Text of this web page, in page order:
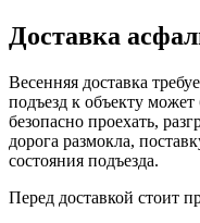
Доставка
Весенняя доставка
подъезд к объекту
безопасно проехать,
дорога размокла,
состояния подъезда.
Перед доставкой стоит